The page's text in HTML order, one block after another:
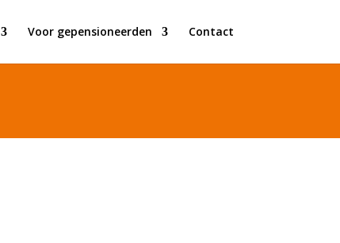
Voor gepensioneerden Contact